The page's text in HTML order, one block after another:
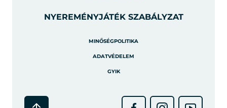
NYEREMÉNYJÁTÉK SZABÁLYZAT
MINŐSÉGPOLITIKA
ADATVÉDELEM
GYIK